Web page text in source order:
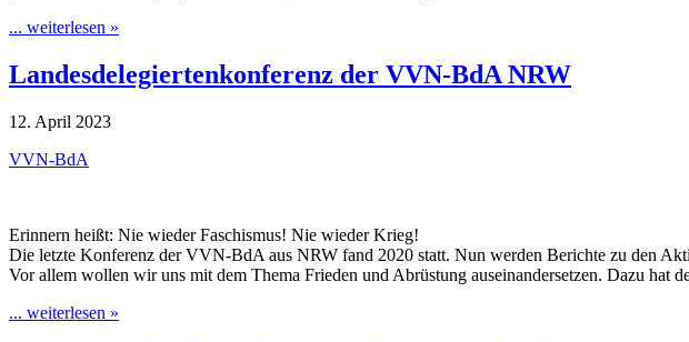
... weiterlesen »
Landesdelegiertenkonferenz der VVN-BdA NRW
12. April 2023
VVN-BdA
Erinnern heißt: Nie wieder Faschismus! Nie wieder Krieg!
Die letzte Konferenz der VVN-BdA aus NRW fand 2020 statt. Nun werden Berichte zu den
Vor allem wollen wir uns mit dem Thema Frieden und Abrüstung auseinandersetzen. Dazu
... weiterlesen »